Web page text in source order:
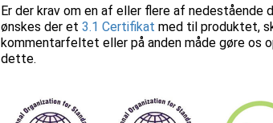
Er der krav om en af eller flere af nedestående
ønskes der et3.1 Certifikat med til produktet,
kommentarfeltet eller på anden måde gøre os
dette.